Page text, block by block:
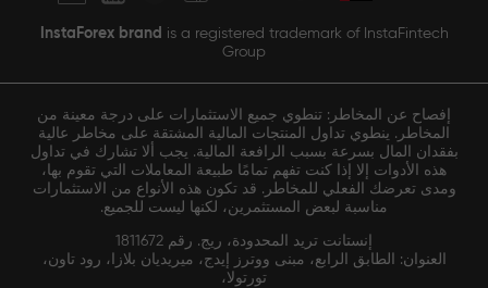
InstaForex brand is a registered trademark of InstaFintech
Group
إفصاح عن المخاطر: تنطوي جميع الاستثمارات على درجة معينة من
المخاطر. ينطوي تداول المنتجات المالية المشتقة على مخاطر عالية
بفقدان المال بسرعة بسبب الرافعة المالية. يجب ألا تشارك في تداول
هذه الأدوات إلا إذا كنت تفهم تمامًا طبيعة المعاملات التي تقوم بها،
ومدى تعرضك الفعلي للمخاطر. قد تكون هذه الأنواع من الاستثمارات
مناسبة لبعض المستثمرين، لكنها ليست للجميع.
إنستانت تريد المحدودة، ريج. رقم 1811672
العنوان: الطابق الرابع، مبنى ووترز إيدج، ميريديان بلازا، رود تاون،
تورتولا،